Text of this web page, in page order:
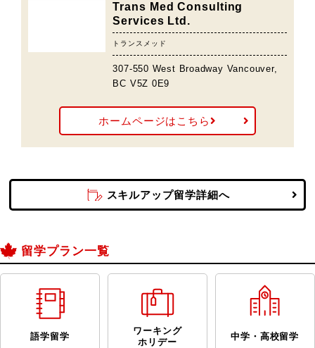
Trans Med Consulting
Services Ltd.
トランスメッド
307-550 West Broadway Vancouver,
BC V5Z 0E9
ホームページはこちら
スキルアップ留学詳細へ
留学プラン一覧
語学留学
ワーキング
ホリデー
中学・高校留学